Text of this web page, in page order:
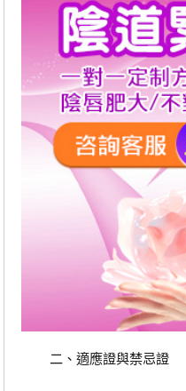
二、適應證與禁忌證